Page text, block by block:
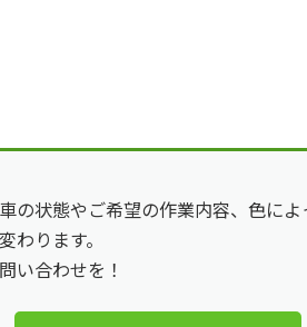
の状態やご希望の作業内容、色によ
わります。
い合わせを！